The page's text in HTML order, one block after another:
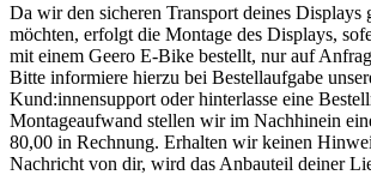
Da wir den sicheren Transport deines Displays
möchten, erfolgt die Montage des Displays,
mit einem Geero E-Bike bestellt, nur auf
Bitte informiere hierzu bei Bestellaufgabe
Kund:innensupport oder hinterlasse eine
Montageaufwand stellen wir im Nachhinein
80,00 in Rechnung. Erhalten wir keinen
Nachricht von dir, wird das Anbauteil deiner